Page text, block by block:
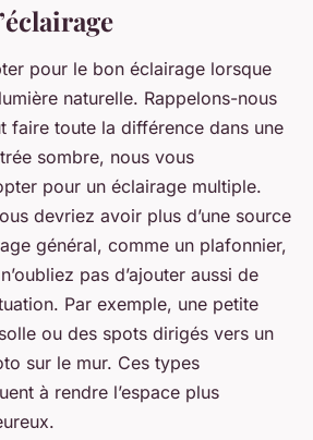
pour le bon éclairage lorsque
naturelle. Rappelons-nous
faire toute la différence dans une
sombre, nous vous
pour un éclairage multiple.
devriez avoir plus d’une source
général, comme un plafonnier,
pas d’ajouter aussi de
Par exemple, une petite
ou des spots dirigés vers un
sur le mur. Ces types
à rendre l’espace plus